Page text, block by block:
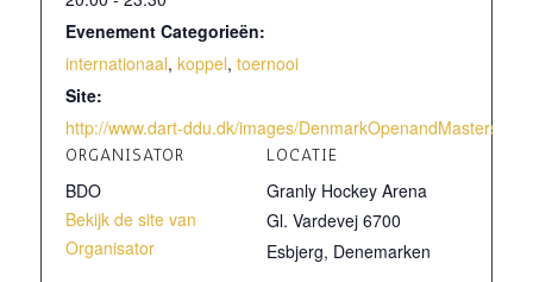
Evenement Categorieën:
internationaal, koppel, toernooi
Site:
http://www.dart-ddu.dk/images/DenmarkOpenandMasters/
LOCATIE
Granly Hockey Arena
Gl. Vardevej 6700
Esbjerg, Denemarken
ORGANISATOR
BDO
Bekijk de site van
Organisator